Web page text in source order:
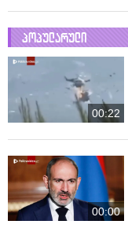
პოპულარული
00:22
00:00